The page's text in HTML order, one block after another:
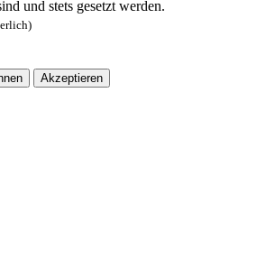
und stets gesetzt werden.
Akzeptieren